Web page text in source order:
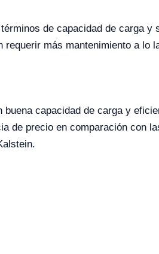
de capacidad de carga y
más mantenimiento a lo
capacidad de carga y
de precio en comparación con